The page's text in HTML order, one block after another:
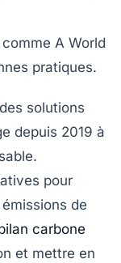
A World
pratiques.
solutions
depuis 2019 à
pour
de
carbone
et mettre en